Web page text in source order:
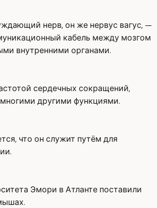
нерв, он же нервус вагус, —
кабель между мозгом
внутренними органами.
сердечных сокращений,
другими функциями.
что он служит путём для
Эмори в Атланте поставили